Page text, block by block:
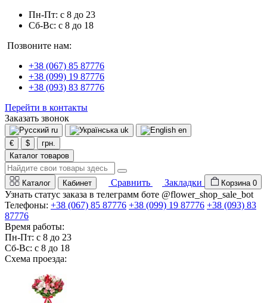
Пн-Пт: с 8 до 23
Сб-Вс: с 8 до 18
Позвоните нам:
+38 (067) 85 87776
+38 (099) 19 87776
+38 (093) 83 87776
Перейти в контакты
Заказать звонок
ru uk
en
€
$
грн.
Каталог товаров
Каталог Кабинет Сравнить Закладки Корзина 0
Узнать статус заказа в телеграмм боте @flower_shop_sale_bot
Телефоны: +38 (067) 85 87776 +38 (099) 19 87776 +38 (093) 83
87776
Время работы:
Пн-Пт: с 8 до 23
Сб-Вс: с 8 до 18
Схема проезда: